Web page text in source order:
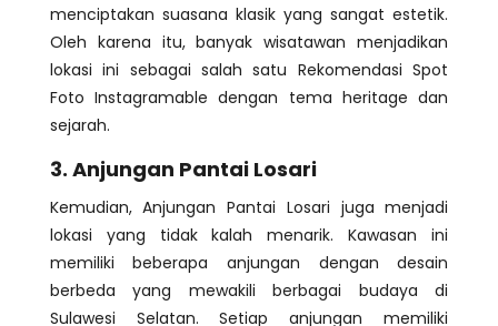
menciptakan suasana klasik yang sangat estetik.
Oleh karena itu, banyak wisatawan menjadikan
lokasi ini sebagai salah satu Rekomendasi Spot
Foto Instagramable dengan tema heritage dan
sejarah.
3. Anjungan Pantai Losari
Kemudian, Anjungan Pantai Losari juga menjadi
lokasi yang tidak kalah menarik. Kawasan ini
memiliki beberapa anjungan dengan desain
berbeda yang mewakili berbagai budaya di
Sulawesi Selatan. Setiap anjungan memiliki